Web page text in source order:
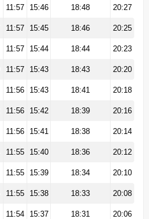
11:57 15:46 18:48 20:27
11:57 15:45 18:46 20:25
11:57 15:44 18:44 20:23
11:57 15:43 18:43 20:20
11:56 15:43 18:41 20:18
11:56 15:42 18:39 20:16
11:56 15:41 18:38 20:14
11:55 15:40 18:36 20:12
11:55 15:39 18:34 20:10
11:55 15:38 18:33 20:08
11:54 15:37 18:31 20:06